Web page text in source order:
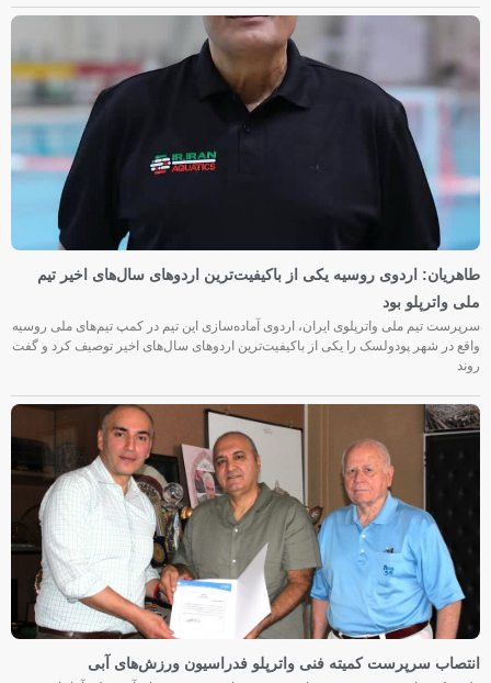
طاهریان: اردوی روسیه یکی از باکیفیت‌ترین اردوهای سال‌های اخیر تیم
ملی واترپلو بود
سرپرست تیم ملی واترپلوی ایران، اردوی آماده‌سازی این تیم در کمپ تیم‌های ملی روسیه
واقع در شهر پودولسک را یکی از باکیفیت‌ترین اردوهای سال‌های اخیر توصیف کرد و گفت
روند
انتصاب سرپرست کمیته فنی واترپلو فدراسیون ورزش‌های آبی